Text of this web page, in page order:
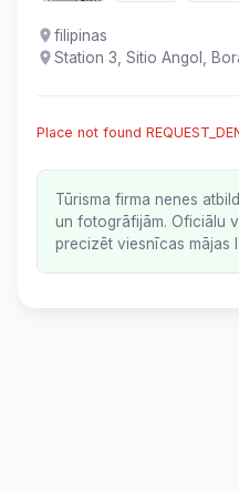
filipinas
Station 3, Sitio Angol,
Place not found
Tūrisma firma nenes
un fotogrāfijām. Oficiālu
precizēt viesnīcas mājas